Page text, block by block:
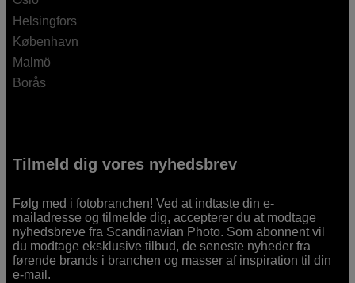
Helsingfors
København
Malmö
Borås
Tilmeld dig vores nyhedsbrev
Følg med i fotobranchen! Ved at indtaste din e-
mailadresse og tilmelde dig, accepterer du at modtage
nyhedsbreve fra Scandinavian Photo. Som abonnent vil
du modtage eksklusive tilbud, de seneste nyheder fra
førende brands i branchen og masser af inspiration til din
e-mail.